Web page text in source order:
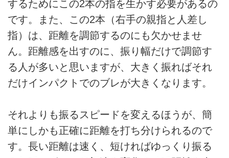
するためにこの2本の指を生かす必要があるの
です。また、この2本（右手の親指と人差し
指）は、距離を調節するのにも欠かせませ
ん。距離感を出すのに、振り幅だけで調節す
る人が多いと思いますが、大きく振ればそれ
だけインパクトでのブレが大きくなります。
それよりも振るスピードを変えるほうが、簡
単にしかも正確に距離を打ち分けられるので
す。長い距離は速く、短ければゆっくり振る